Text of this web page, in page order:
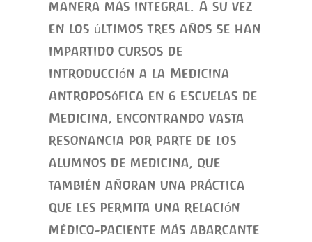
manera más integral. A su vez
en los últimos tres años se han
impartido cursos de
introducción a la Medicina
Antroposófica en 6 Escuelas de
Medicina, encontrando vasta
resonancia por parte de los
alumnos de medicina, que
también añoran una práctica
que les permita una relación
médico-paciente más abarcante